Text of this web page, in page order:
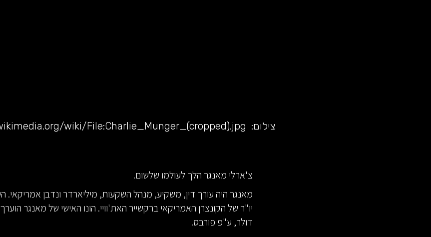
צילום: wiki/File:Charlie_Munger_(cropped).jpg
צ'ארלי מאנגר הלך לעולמו שלשום.
מאנגר היה עורך דין, משקיע, מנהל השקעות, מיליארדר ונדבן אמריקאי.
דולר, ע"פ פורבס.